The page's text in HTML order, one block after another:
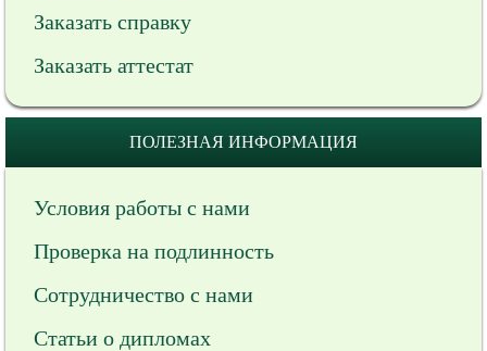
Заказать справку
Заказать аттестат
ПОЛЕЗНАЯ ИНФОРМАЦИЯ
Условия работы с нами
Проверка на подлинность
Сотрудничество с нами
Статьи о дипломах